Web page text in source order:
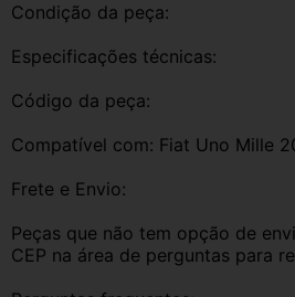
Condição da peça:
Especificações técnicas:
Código da peça:
Compatível com: Fiat Uno Mille
Frete e Envio:
Peças que não tem opção de
CEP na área de perguntas para